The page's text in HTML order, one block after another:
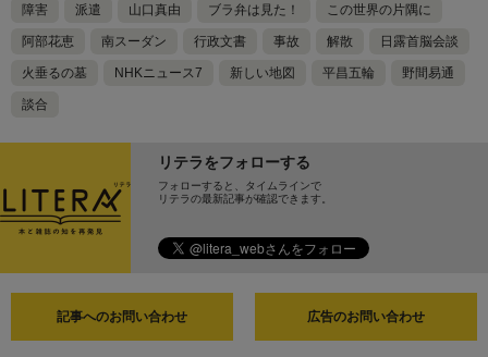
障害 派遣 山口真由 ブラ弁は見た！ この世界の片隅に
阿部花恵 南スーダン 行政文書 事故 解散 日露首脳会談
火垂るの墓 NHKニュース7 新しい地図 平昌五輪 野間易通
談合
リテラをフォローする
フォローすると、タイムラインで
リテラの最新記事が確認できます。
記事へのお問い合わせ 広告のお問い合わせ